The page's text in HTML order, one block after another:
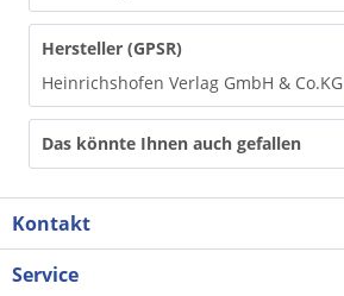
Hersteller (GPSR)
Heinrichshofen Verlag GmbH & Co.KG
Das könnte Ihnen auch gefallen
Kontakt
Service